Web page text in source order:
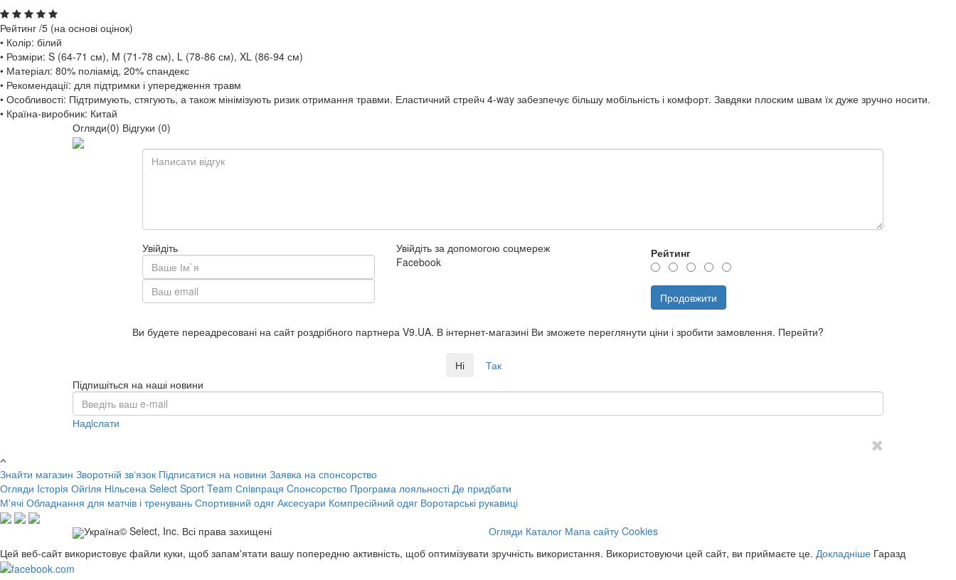
Рейтинг /5 (на основі оцінок)
• Колір: білий
• Розміри: S (64-71 см), M (71-78 см), L (78-86 см), XL (86-94 см)
• Матеріал: 80% поліамід, 20% спандекс
• Рекомендації: для підтримки і упередження травм
• Особливості: Підтримують, стягують, а також мінімізують ризик отримання травми. Еластичний стрейч 4-way забезпечує більшу мобільність і комфорт. Завдяки плоским швам їх дуже зручно носити.
• Країна-виробник: Китай
Огляди(0) Відгуки (0)
Увійдіть
Увійдіть за допомогою соцмереж
Facebook
Рейтинг
Продовжити
Ви будете переадресовані на сайт роздрібного партнера V9.UA. В інтернет-магазині Ви зможете переглянути ціни і зробити замовлення. Перейти?
Ні
Так
Підпишіться на наші новини
Надiслати
Знайти магазин Зворотній зв‘язок Підписатися на новини Заявка на спонсорство
Огляди Iсторiя Ойгiля Нiльсена Select Sport Team Спiвпраця Cпонсорство Програма лояльності Де придбати
М'ячі Обладнання для матчів і тренувань Спортивний одяг Аксесуари Компресійний одяг Воротарські рукавиці
Україна© Select, Inc. Всі права захищені Огляди Каталог Мапа сайту Cookies
Цей веб-сайт використовує файли куки, щоб запам'ятати вашу попередню активність, щоб оптимізувати зручність використання. Використовуючи цей сайт, ви приймаєте це. Докладніше Гаразд